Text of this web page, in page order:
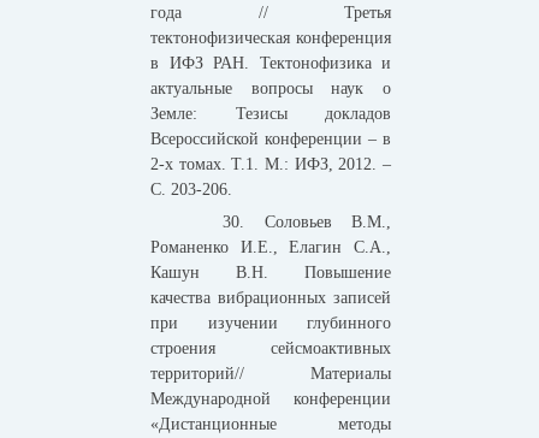
года // Третья
тектонофизическая конференция
в ИФЗ РАН. Тектонофизика и
актуальные вопросы наук о
Земле: Тезисы докладов
Всероссийской конференции – в
2-х томах. Т.1. М.: ИФЗ, 2012. –
С. 203-206.
30. Соловьев В.М.,
Романенко И.Е., Елагин С.А.,
Кашун В.Н. Повышение
качества вибрационных записей
при изучении глубинного
строения сейсмоактивных
территорий// Материалы
Международной конференции
«Дистанционные методы